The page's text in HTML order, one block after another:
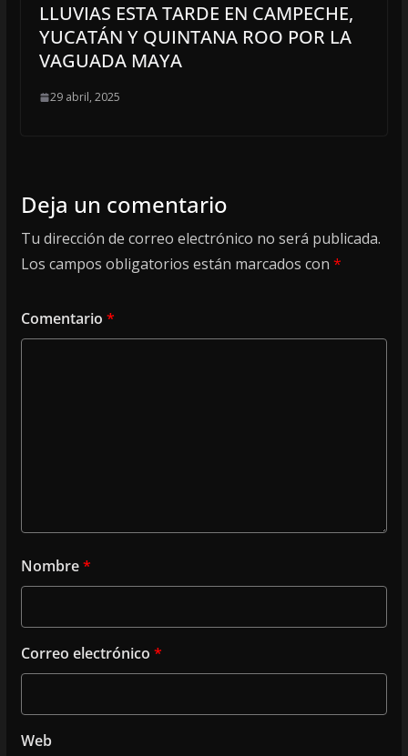
LLUVIAS ESTA TARDE EN CAMPECHE,
YUCATÁN Y QUINTANA ROO POR LA
VAGUADA MAYA
29 abril, 2025
Deja un comentario
Tu dirección de correo electrónico no será publicada.
Los campos obligatorios están marcados con *
Comentario *
Nombre*
Correo electrónico *
Web